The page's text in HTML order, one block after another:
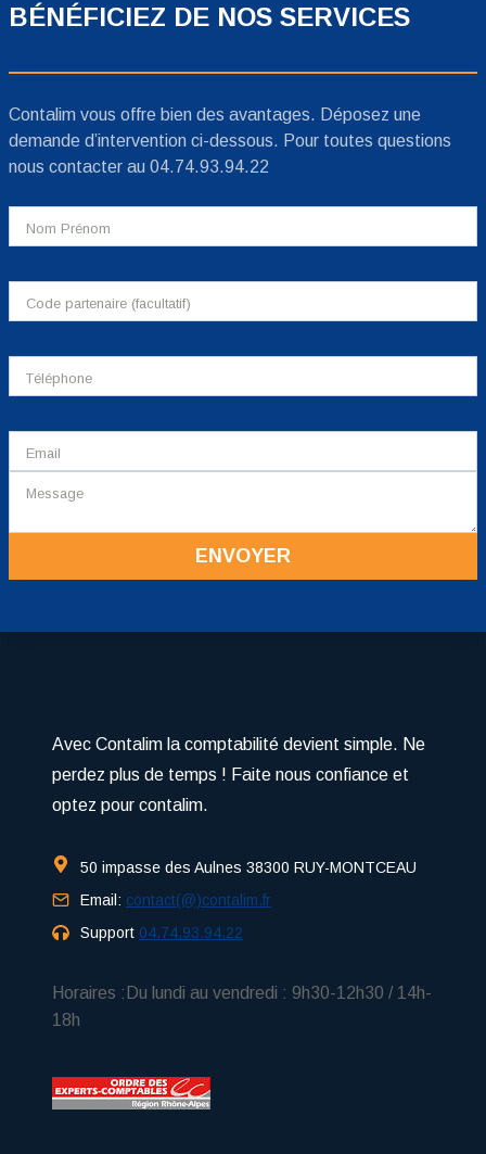
BÉNÉFICIEZ DE NOS SERVICES
Contalim vous offre bien des avantages. Déposez une
demande d’intervention ci-dessous. Pour toutes questions
nous contacter au 04.74.93.94.22
ENVOYER
Avec Contalim la comptabilité devient simple. Ne
perdez plus de temps ! Faite nous confiance et
optez pour contalim.
50 impasse des Aulnes 38300 RUY-MONTCEAU
Email: contact(@)contalim.fr
Support 04.74.93.94.22
Horaires :Du lundi au vendredi : 9h30-12h30 / 14h-
18h